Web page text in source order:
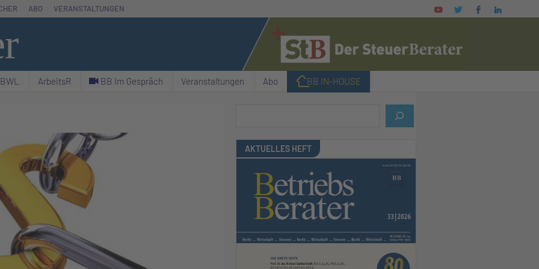
ABO VERANSTALTUNGEN
ArbeitsR C BB im Gespräch Veranstaltungen Abo I BB IN-HOUSE
AKTUELLES HEFT